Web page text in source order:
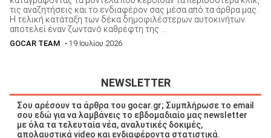
τις αναζητήσεις και το ενδιαφέρον σας μέσα από τα άρθρα μας.
Η τελική κατάταξη των δέκα δημοφιλέστερων αυτοκινήτων
αποτελεί έναν ζωντανό καθρέφτη της ...
GOCAR TEAM • 19 Ιουλίου 2026
NEWSLETTER
Σου αρέσουν τα άρθρα του gocar.gr; Συμπλήρωσε το email
σου εδώ για να λαμβάνεις το εβδομαδιαίο μας newsletter
με όλα τα τελευταία νέα, αναλυτικές δοκιμές,
απολαυστικά video και ενδιαφέροντα στατιστικά.